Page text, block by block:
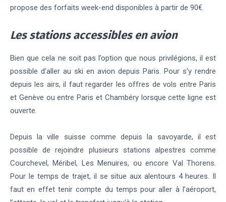
propose des forfaits week-end disponibles à partir de 90€.
Les stations accessibles en avion
Bien que cela ne soit pas l’option que nous privilégions, il est
possible d’aller au ski en avion depuis Paris. Pour s’y rendre
depuis les airs, il faut regarder les offres de vols entre Paris
et Genève ou entre Paris et Chambéry lorsque cette ligne est
ouverte.
Depuis la ville suisse comme depuis la savoyarde, il est
possible de rejoindre plusieurs stations alpestres comme
Courchevel, Méribel, Les Menuires, ou encore Val Thorens.
Pour le temps de trajet, il se situe aux alentours 4 heures. Il
faut en effet tenir compte du temps pour aller à l’aéroport,